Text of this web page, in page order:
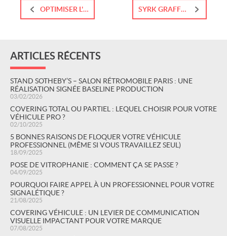
OPTIMISER L'IMAGE ET LA CONFIDENTIALITÉ AVEC UNE POSE DE FILMS SOLAIRES ET DE DISCRÉTION SYRK GRAFFEUR : ILLUMINANT LES RUES DE RENNES
ARTICLES RÉCENTS
STAND SOTHEBY’S – SALON RÉTROMOBILE PARIS : UNE
RÉALISATION SIGNÉE BASELINE PRODUCTION
03/02/2026
COVERING TOTAL OU PARTIEL : LEQUEL CHOISIR POUR VOTRE
VÉHICULE PRO ?
02/10/2025
5 BONNES RAISONS DE FLOQUER VOTRE VÉHICULE
PROFESSIONNEL (MÊME SI VOUS TRAVAILLEZ SEUL)
18/09/2025
POSE DE VITROPHANIE : COMMENT ÇA SE PASSE ?
04/09/2025
POURQUOI FAIRE APPEL À UN PROFESSIONNEL POUR VOTRE
SIGNALÉTIQUE ?
21/08/2025
COVERING VÉHICULE : UN LEVIER DE COMMUNICATION
VISUELLE IMPACTANT POUR VOTRE MARQUE
07/08/2025